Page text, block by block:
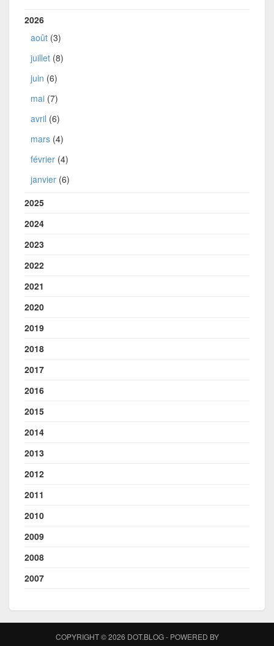
2026
août (3)
juillet (8)
juin (6)
mai (7)
avril (6)
mars (4)
février (4)
janvier (6)
2025
2024
2023
2022
2021
2020
2019
2018
2017
2016
2015
2014
2013
2012
2011
2010
2009
2008
2007
COPYRIGHT © 2026 DOT.BLOG - POWERED BY